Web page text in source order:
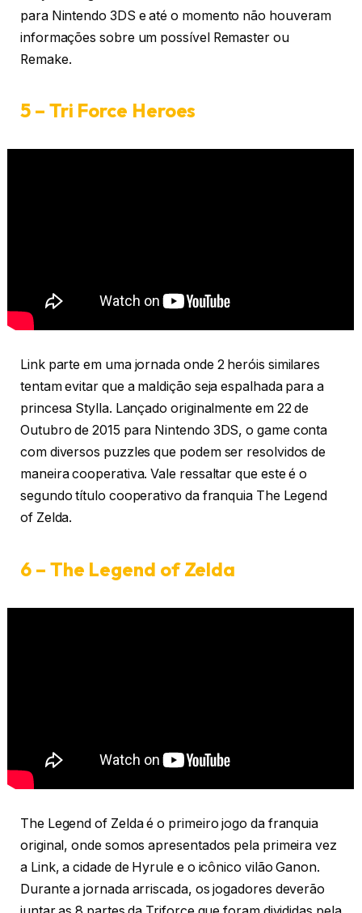
para Nintendo 3DS e até o momento não houveram
informações sobre um possível Remaster ou
Remake.
5 – Tri Force Heroes
Link parte em uma jornada onde 2 heróis similares
tentam evitar que a maldição seja espalhada para a
princesa Stylla. Lançado originalmente em 22 de
Outubro de 2015 para Nintendo 3DS, o game conta
com diversos puzzles que podem ser resolvidos de
maneira cooperativa. Vale ressaltar que este é o
segundo título cooperativo da franquia The Legend
of Zelda.
6 – The Legend of Zelda
The Legend of Zelda é o primeiro jogo da franquia
original, onde somos apresentados pela primeira vez
a Link, a cidade de Hyrule e o icônico vilão Ganon.
Durante a jornada arriscada, os jogadores deverão